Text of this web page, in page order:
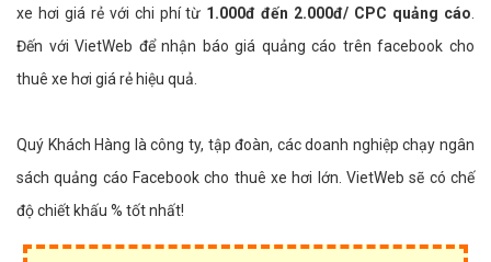
xe hơi giá rẻ với chi phí từ 1.000đ đến 2.000đ/ CPC quảng cáo
Đến với VietWeb để nhận báo giá quảng cáo trên facebook cho
thuê xe hơi giá rẻ hiệu quả.
Quý Khách Hàng là công ty, tập đoàn, các doanh nghiệp chạy ngân
sách quảng cáo Facebook cho thuê xe hơi lớn. VietWeb sẽ có chế
độ chiết khấu % tốt nhất!